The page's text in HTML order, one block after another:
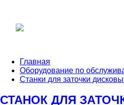
Главная
Оборудование по
Станки для заточки
СТАНОК ДЛЯ